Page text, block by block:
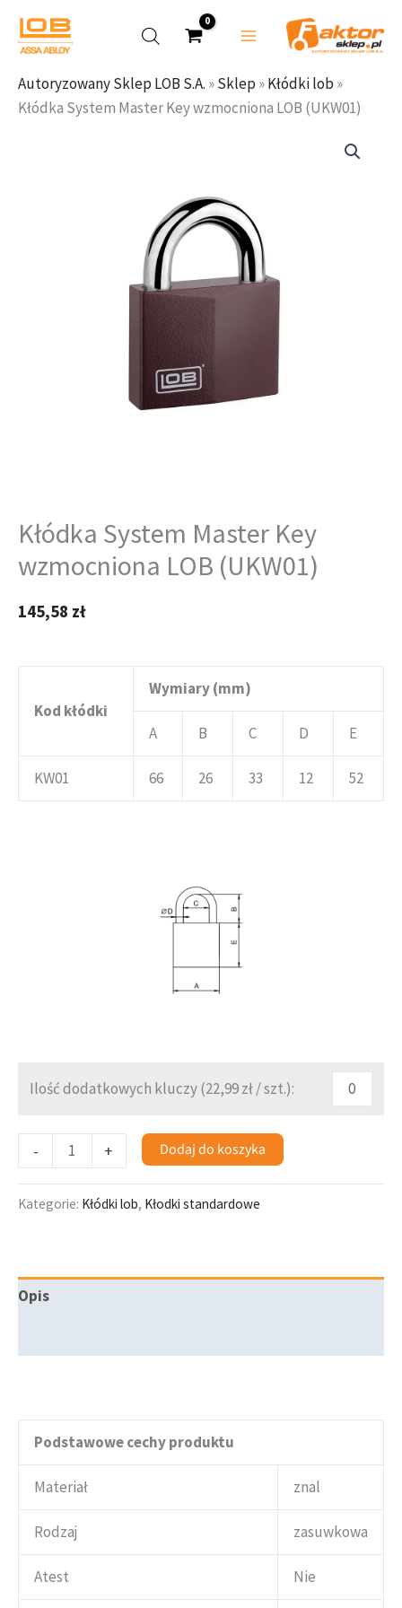
treści
Autoryzowany Sklep LOB S.A. »Sklep »Kłódki lob »
Kłódka System Master Key wzmocniona LOB (UKW01)
Kłódka System Master Key
wzmocniona LOB (UKW01)
145,58 zł
Kod kłódki
Wymiary (mm)
A B C D E
KW01 66 26 33 12 52
Ilość dodatkowych kluczy (22,99zł/ szt.):
- + Dodaj do koszyka
Kategorie: Kłódki lob, Kłodki standardowe
Opis
Podstawowe cechy produktu
Materiał znal
Rodzaj zasuwkowa
Atest Nie